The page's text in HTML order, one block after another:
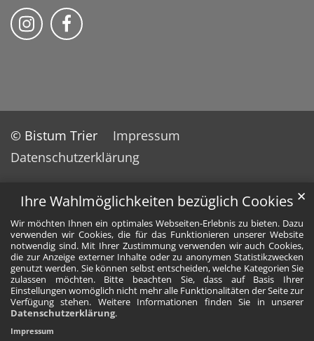
Ihre Wahlmöglichkeiten bezüglich Cookies
Wir möchten Ihnen ein optimales Webseiten-Erlebnis zu bieten. Dazu
verwenden wir Cookies, die für das Funktionieren unserer Website
notwendig sind. Mit Ihrer Zustimmung verwenden wir auch Cookies,
die zur Anzeige externer Inhalte oder zu anonymen Statistikzwecken
genutzt werden. Sie können selbst entscheiden, welche Kategorien Sie
zulassen möchten. Bitte beachten Sie, dass auf Basis Ihrer
Einstellungen womöglich nicht mehr alle Funktionalitäten der Seite zur
Verfügung stehen. Weitere Informationen finden Sie in unserer
Datenschutzerklärung.
✕
Impressum
Folge uns auf Instragram
Folge uns auf Facebook
© Bistum Trier
Impressum
Datenschutzerklärung